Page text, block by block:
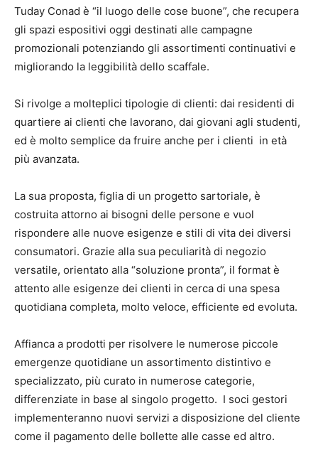
Tuday Conad è “il luogo delle cose buone”, che recupera
gli spazi espositivi oggi destinati alle campagne
promozionali potenziando gli assortimenti continuativi e
migliorando la leggibilità dello scaffale.
Si rivolge a molteplici tipologie di clienti: dai residenti di
quartiere ai clienti che lavorano, dai giovani agli studenti,
ed è molto semplice da fruire anche per i clienti in età
più avanzata.
La sua proposta, figlia di un progetto sartoriale, è
costruita attorno ai bisogni delle persone e vuol
rispondere alle nuove esigenze e stili di vita dei diversi
consumatori. Grazie alla sua peculiarità di negozio
versatile, orientato alla “soluzione pronta”, il format è
attento alle esigenze dei clienti in cerca di una spesa
quotidiana completa, molto veloce, efficiente ed evoluta.
Affianca a prodotti per risolvere le numerose piccole
emergenze quotidiane un assortimento distintivo e
specializzato, più curato in numerose categorie,
differenziate in base al singolo progetto. I soci gestori
implementeranno nuovi servizi a disposizione del cliente
come il pagamento delle bollette alle casse ed altro.